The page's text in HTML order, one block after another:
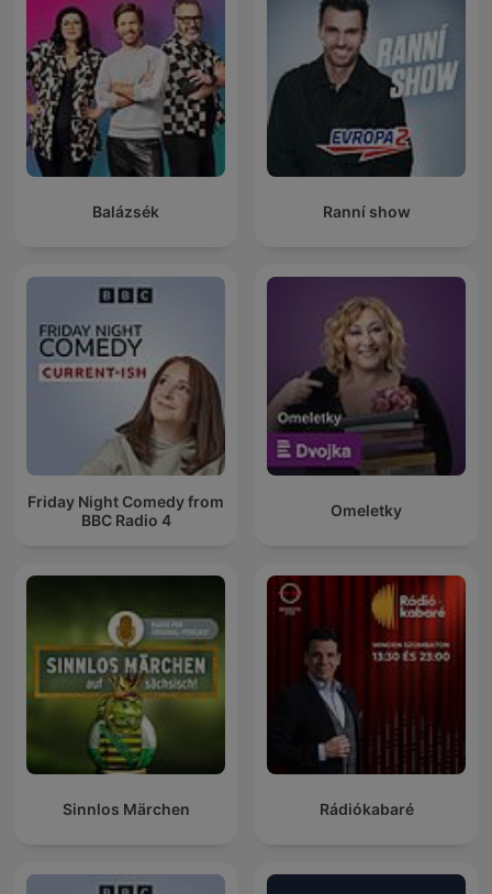
Balázsék Ranní show
Friday Night Comedy from
BBC Radio 4
Omeletky
Sinnlos Märchen Rádiókabaré